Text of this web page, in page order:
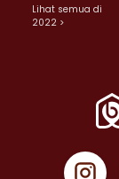
Lihat semua di
2022 >